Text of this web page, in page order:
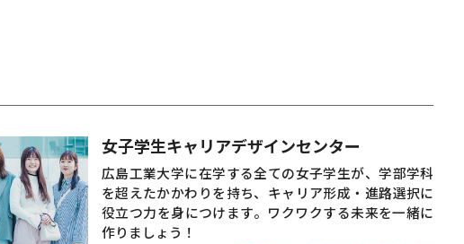
女子学生キャリアデザインセンター
広島工業大学に在学する全ての女子学生が、学部学科
を超えたかかわりを持ち、キャリア形成・進路選択に
役立つ力を身につけます。ワクワクする未来を一緒に
作りましょう！